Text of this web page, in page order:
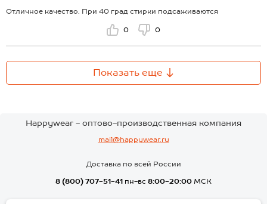
Отличное качество. При 40 град стирки подсаживаются
0 0
Показать еще
Happywear - оптово-производственная компания
mail@happywear.ru
Доставка по всей России
8 (800) 707-51-41 пн-вс 8:00-20:00 МСК